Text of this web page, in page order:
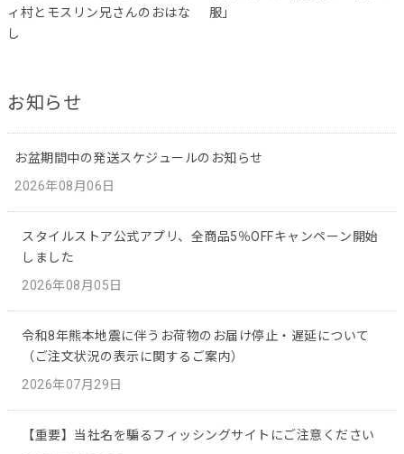
ィ村とモスリン兄さんのおはな
し
服」
お知らせ
お盆期間中の発送スケジュールのお知らせ
2026年08月06日
スタイルストア公式アプリ、全商品5％OFFキャンペーン開始
しました
2026年08月05日
令和8年熊本地震に伴うお荷物のお届け停止・遅延について
（ご注文状況の表示に関するご案内）
2026年07月29日
【重要】当社名を騙るフィッシングサイトにご注意ください